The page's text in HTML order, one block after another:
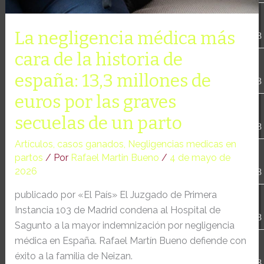
[ .tmb ] dir
2026-
12:35:38
[ .well-known ]
09:03:03
[ 69c99 ]
06:54:18
[ 734c6 ] dir
2026-
08-08
06:54:18
[ 8870d ] dir
06:54:18
[ 978d6 ] dir
2026-
La negligencia médica más
cara de la historia de
españa: 13,3 millones de
euros por las graves
secuelas de un parto
Artículos, casos ganados, Negligencias medicas en
partos / Por Rafael Martin Bueno / 4 de mayo de
2026
publicado por «El País» El Juzgado de Primera
Instancia 103 de Madrid condena al Hospital de
Sagunto a la mayor indemnización por negligencia
médica en España. Rafael Martín Bueno defiende con
éxito a la familia de Neizan.